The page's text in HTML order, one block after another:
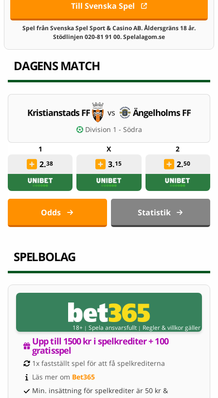
Till Svenska Spel
Spel från Svenska Spel Sport & Casino AB. Åldersgräns 18 år.
Stödlinjen 020-81 91 00. Spelalagom.se
DAGENS MATCH
Kristianstads FF vs Ängelholms FF
Division 1 - Södra
2.38 3.15 2.50
Odds Statistik
SPELBOLAG
18+ | Spela ansvarsfullt | Regler & villkor gäller
Upp till 1500 kr i spelkrediter + 100
gratisspel
1x fastställt spel för att få spelkrediterna
Läs mer om Bet365
Min. insättning för spelkrediter är 50 kr &